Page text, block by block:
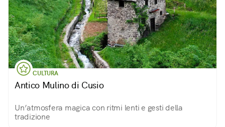
CULTURA
Antico Mulino di Cusio
Un’atmosfera magica con ritmi lenti e gesti della
tradizione